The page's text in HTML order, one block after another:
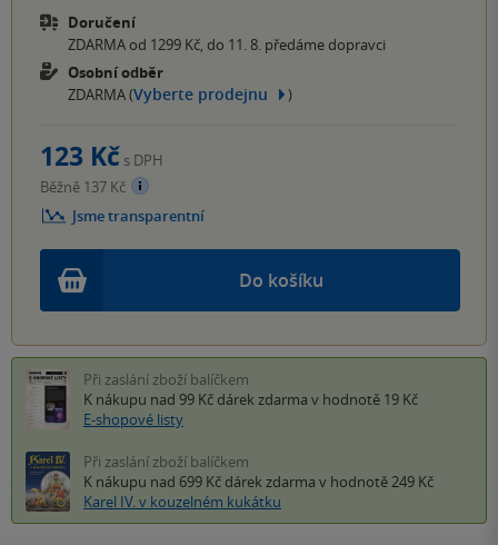
Doručení
ZDARMA od 1299 Kč, do 11. 8. předáme dopravci
Osobní odběr
ZDARMA (Vyberte prodejnu )
Do košíku
123 Kč s DPH
Běžně 137 Kč
Jsme transparentní
Při zaslání zboží balíčkem
K nákupu nad 99 Kč dárek zdarma v hodnotě 19 Kč
E-shopové listy
Při zaslání zboží balíčkem
K nákupu nad 699 Kč dárek zdarma v hodnotě 249 Kč
Karel IV. v kouzelném kukátku